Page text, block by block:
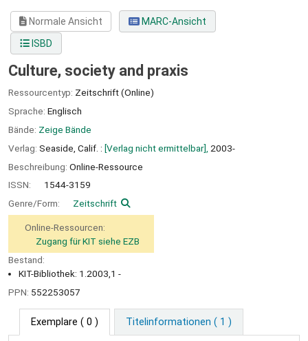
Normale Ansicht
MARC-Ansicht
ISBD
Culture, society and praxis
Ressourcentyp: Zeitschrift (Online)
Sprache: Englisch
Bände: Zeige Bände
Verlag: Seaside, Calif. : [Verlag nicht ermittelbar], 2003-
Beschreibung: Online-Ressource
ISSN:
1544-3159
Genre/Form:
Zeitschrift
Online-Ressourcen:
Zugang für KIT siehe EZB
Bestand:
KIT-Bibliothek: 1.2003,1 -
PPN: 552253057
Exemplare ( 0 ) Titelinformationen ( 1 )